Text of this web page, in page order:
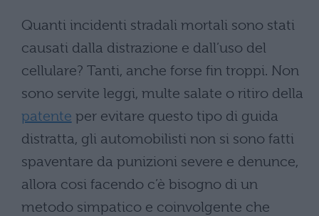
Quanti incidenti stradali mortali sono stati
causati dalla distrazione e dall’uso del
cellulare? Tanti, anche forse fin troppi. Non
sono servite leggi, multe salate o ritiro della
patente per evitare questo tipo di guida
distratta, gli automobilisti non si sono fatti
spaventare da punizioni severe e denunce,
allora cosi facendo c’è bisogno di un
metodo simpatico e coinvolgente che